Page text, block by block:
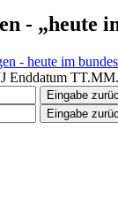
- „heute
- heute im
Enddatum
Eingabe
Eingabe